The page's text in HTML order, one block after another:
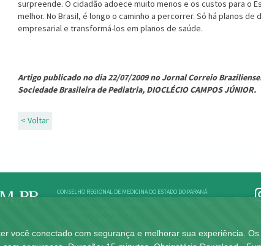
surpreende. O cidadão adoece muito menos e os custos para o
melhor. No Brasil, é longo o caminho a percorrer. Só há planos de
empresarial e transformá-los em planos de saúde.
Artigo publicado no dia 22/07/2009 no Jornal Correio
Sociedade Brasileira de Pediatria, DIOCLÉCIO CAMPOS JÚNIOR.
< Voltar
CONSELHO REGIONAL DE MEDICINA DO ESTADO DO PARANÁ
Atendimento: de segunda a sexta, das 8h às 18h
você conectado com segurança e melhorar sua experiência.